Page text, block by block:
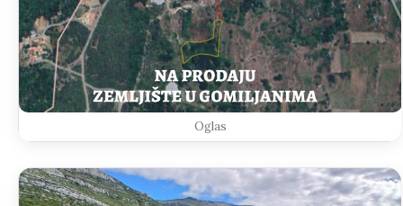
Oglas